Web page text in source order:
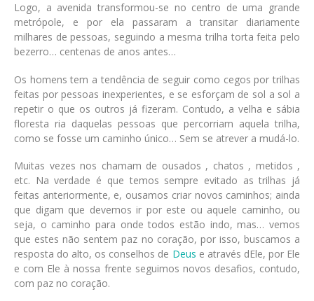
Logo, a avenida transformou-se no centro de uma grande
metrópole, e por ela passaram a transitar diariamente
milhares de pessoas, seguindo a mesma trilha torta feita pelo
bezerro… centenas de anos antes…
Os homens tem a tendência de seguir como cegos por trilhas
feitas por pessoas inexperientes, e se esforçam de sol a sol a
repetir o que os outros já fizeram. Contudo, a velha e sábia
floresta ria daquelas pessoas que percorriam aquela trilha,
como se fosse um caminho único… Sem se atrever a mudá-lo.
Muitas vezes nos chamam de ousados , chatos , metidos ,
etc. Na verdade é que temos sempre evitado as trilhas já
feitas anteriormente, e, ousamos criar novos caminhos; ainda
que digam que devemos ir por este ou aquele caminho, ou
seja, o caminho para onde todos estão indo, mas… vemos
que estes não sentem paz no coração, por isso, buscamos a
resposta do alto, os conselhos de Deus e através dEle, por Ele
e com Ele à nossa frente seguimos novos desafios, contudo,
com paz no coração.